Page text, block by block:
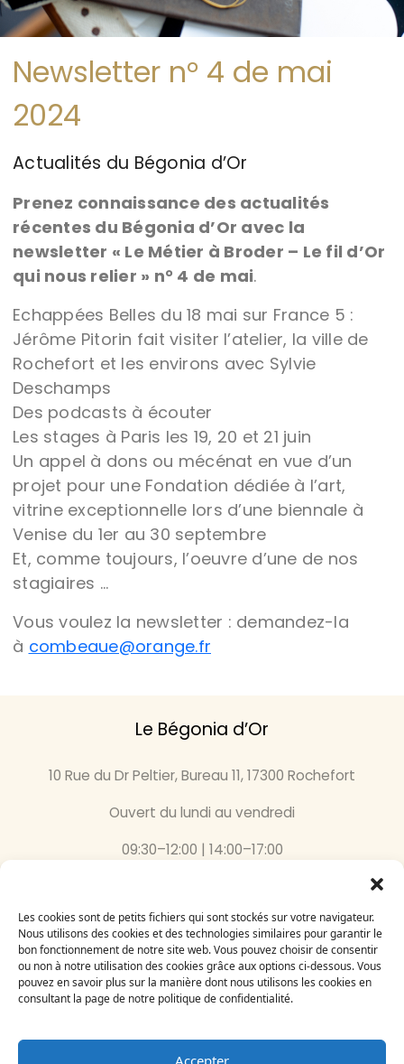
Les cookies sont de petits fichiers qui sont stockés sur votre navigateur.
Nous utilisons des cookies et des technologies similaires pour garantir le
bon fonctionnement de notre site web. Vous pouvez choisir de consentir
ou non à notre utilisation des cookies grâce aux options ci-dessous. Vous
pouvez en savoir plus sur la manière dont nous utilisons les cookies en
consultant la page de notre politique de confidentialité.
Accepter
Newsletter n° 4 de mai
2024
Actualités du Bégonia d’Or
Prenez connaissance des actualités
récentes du Bégonia d’Or avec la
newsletter « Le Métier à Broder – Le fil d’Or
qui nous relier » n° 4 de mai.
Echappées Belles du 18 mai sur France 5 :
Jérôme Pitorin fait visiter l’atelier, la ville de
Rochefort et les environs avec Sylvie
Deschamps
Des podcasts à écouter
Les stages à Paris les 19, 20 et 21 juin
Un appel à dons ou mécénat en vue d’un
projet pour une Fondation dédiée à l’art,
vitrine exceptionnelle lors d’une biennale à
Venise du 1er au 30 septembre
Et, comme toujours, l’oeuvre d’une de nos
stagiaires …
Vous voulez la newsletter : demandez-la
à combeaue@orange.fr
Le Bégonia d’Or
10 Rue du Dr Peltier, Bureau 11, 17300 Rochefort
Ouvert du lundi au vendredi
09:30–12:00 | 14:00–17:00
Inscrivez-vous
à notre newsletter